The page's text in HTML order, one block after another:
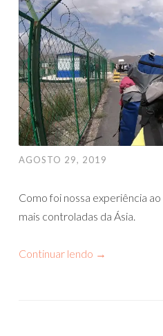
AGOSTO 29, 2019
Como foi nossa experiência
mais controladas da Ásia.
Continuar lendo →